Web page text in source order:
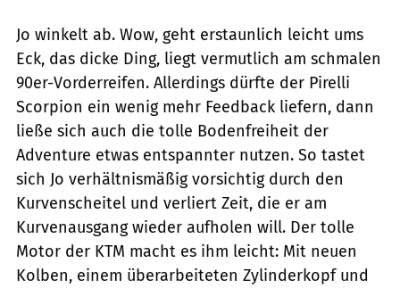
Jo winkelt ab. Wow, geht erstaunlich leicht ums
Eck, das dicke Ding, liegt vermutlich am schmalen
90er-Vorderreifen. Allerdings dürfte der Pirelli
Scorpion ein wenig mehr Feedback liefern, dann
ließe sich auch die tolle Bodenfreiheit der
Adventure etwas entspannter nutzen. So tastet
sich Jo verhältnismäßig vorsichtig durch den
Kurvenscheitel und verliert Zeit, die er am
Kurvenausgang wieder aufholen will. Der tolle
Motor der KTM macht es ihm leicht: Mit neuen
Kolben, einem überarbeiteten Zylinderkopf und